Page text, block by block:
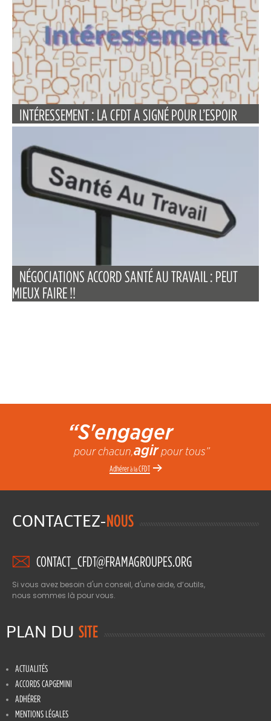
INTÉRESSEMENT : LA CFDT A SIGNÉ POUR L’ESPOIR
NÉGOCIATIONS ACCORD SANTÉ AU TRAVAIL : PEUT
MIEUX FAIRE !!
“S'engager
pour chacun,agirpour tous”
Adhérerà laCFDT
CONTACTEZ-NOUS
CONTACT_CFDT@FRAMAGROUPES.ORG
Si vous avez besoin d'un conseil, d'une aide, d’outils,
nous sommes là pour vous.
PLAN DU SITE
ACTUALITÉS
ACCORDS CAPGEMINI
ADHÉRER
MENTIONS LÉGALES